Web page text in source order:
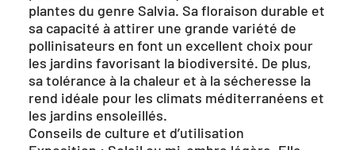
plantes du genre Salvia. Sa floraison durable et
sa capacité à attirer une grande variété de
pollinisateurs en font un excellent choix pour
les jardins favorisant la biodiversité. De plus,
sa tolérance à la chaleur et à la sécheresse la
rend idéale pour les climats méditerranéens et
les jardins ensoleillés.
Conseils de culture et d’utilisation